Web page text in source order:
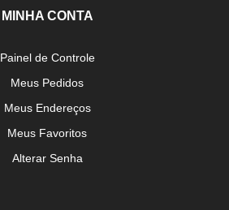
MINHA CONTA
Painel de Controle
Meus Pedidos
Meus Endereços
Meus Favoritos
Alterar Senha